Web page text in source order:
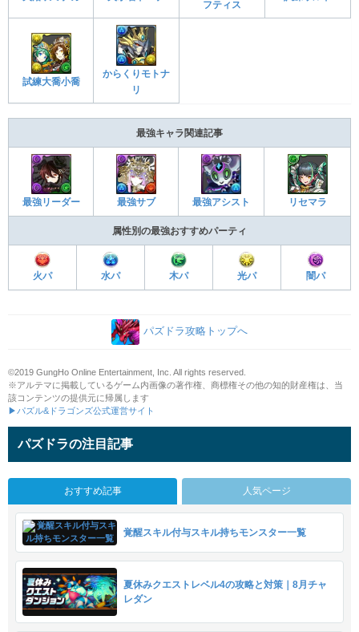
フティス
試練大喬小喬
からくりモトナ
リ
最強キャラ関連記事
最強リーダー 最強サブ 最強アシスト リセマラ
属性別の最強おすすめパーティ
火パ 水パ 木パ 光パ 闇パ
パズドラ攻略トップへ
©2019 GungHo Online Entertainment, Inc. All rights reserved.
※アルテマに掲載しているゲーム内画像の著作権、商標権その他の知的財産権は、当
該コンテンツの提供元に帰属します
▶パズル&ドラゴンズ公式運営サイト
パズドラの注目記事
おすすめ記事 人気ページ
覚醒スキル付与スキル持ちモンスター一覧
夏休みクエストレベル4の攻略と対策｜8月チャ
レダン